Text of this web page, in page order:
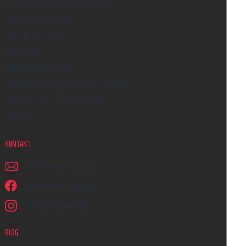
Allgemeine Geschäftsbedingungen
Datenschutzhinweis
Kontakt-Formular
Impressum
Widerrufsbelehrung
Reklamation und Beschwerdeverfahren
Versandarten & Zahlungsarten
Über uns
KONTAKT
schreiben @ earplugs.at
Wir sind auf Facebook!
earmazing_earplugs
BLOG